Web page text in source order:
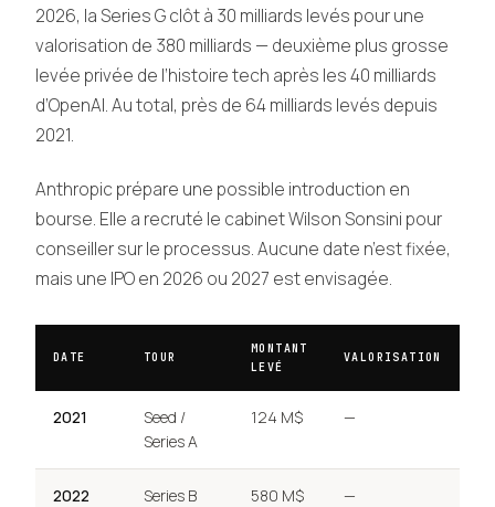
2026, la Series G clôt à 30 milliards levés pour une
valorisation de 380 milliards — deuxième plus grosse
levée privée de l’histoire tech après les 40 milliards
d’OpenAI. Au total, près de 64 milliards levés depuis
2021.
Anthropic prépare une possible introduction en
bourse. Elle a recruté le cabinet Wilson Sonsini pour
conseiller sur le processus. Aucune date n’est fixée,
mais une IPO en 2026 ou 2027 est envisagée.
DATE TOUR
MONTANT
LEVÉ
VALORISATION
2021
Seed /
Series A
124 M$ —
2022
Series B
580 M$ —